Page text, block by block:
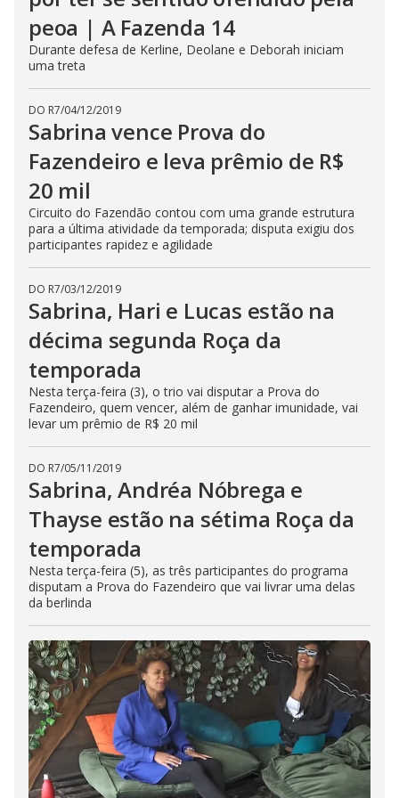
peoa | A Fazenda 14
Durante defesa de Kerline, Deolane e Deborah iniciam
uma treta
DO R7/04/12/2019
Sabrina vence Prova do
Fazendeiro e leva prêmio de R$
20 mil
Circuito do Fazendão contou com uma grande estrutura
para a última atividade da temporada; disputa exigiu dos
participantes rapidez e agilidade
DO R7/03/12/2019
Sabrina, Hari e Lucas estão na
décima segunda Roça da
temporada
Nesta terça-feira (3), o trio vai disputar a Prova do
Fazendeiro, quem vencer, além de ganhar imunidade, vai
levar um prêmio de R$ 20 mil
DO R7/05/11/2019
Sabrina, Andréa Nóbrega e
Thayse estão na sétima Roça da
temporada
Nesta terça-feira (5), as três participantes do programa
disputam a Prova do Fazendeiro que vai livrar uma delas
da berlinda